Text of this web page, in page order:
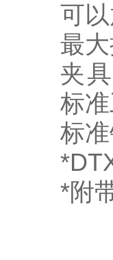
可
最
夹
标
标
*附